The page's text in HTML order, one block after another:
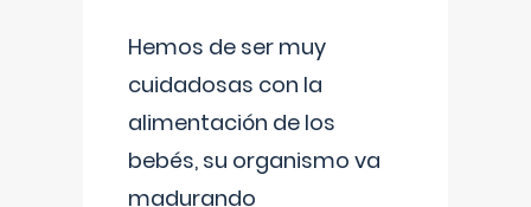
Hemos de ser muy
cuidadosas con la
alimentación de los
bebés, su organismo va
madurando